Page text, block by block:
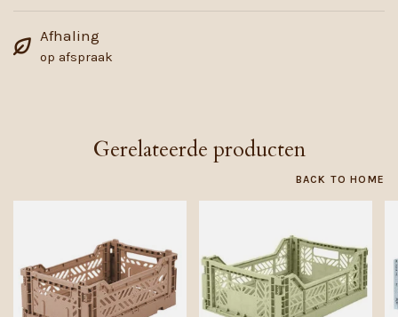
Afhaling
op afspraak
Gerelateerde producten
BACK TO HOME